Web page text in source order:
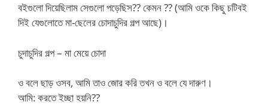
ব‌ইগুলো দিয়েছিলাম সেগুলো পড়েছিস?? কেমন ?? (আমি ওকে কিছু চটিব‌ই
দিই যেগুলোতে মা-ছেলের চোদাচুদির গল্প আছে)।
চুদাচুদির গল্প – মা মেয়ে চোদা
ও বলে ছাড় ওসব, আমি তাও জোর করি তখন ও বলে যে দারুণ।
আমি: করতে ইচ্ছা হয়নি??